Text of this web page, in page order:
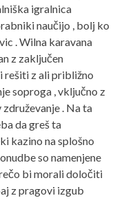
igralnica
naučijo , bolj ko
. Wilna karavana
z zaključen
z ali približno
soproga , vključno z
. Na ta
da greš ta
kazino na splošno
so namenjene
bi morali določiti
z pragovi izgub